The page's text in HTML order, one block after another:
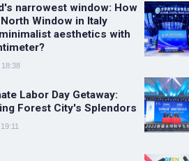
narrowest window: How
Window in Italy
aesthetics with
Labor Day Getaway:
Forest City's Splendors